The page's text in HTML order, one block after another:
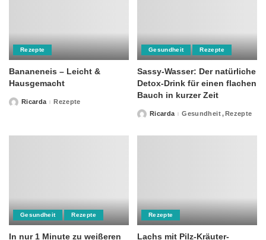
Rezepte
Bananeneis – Leicht &
Hausgemacht
PostedRicarda Rezepte
Gesundheit Rezepte
Sassy-Wasser: Der natürliche
Detox-Drink für einen flachen
Bauch in kurzer Zeit
PostedRicarda Gesundheit Rezepte
Gesundheit Rezepte
In nur 1 Minute zu weißeren
Rezepte
Lachs mit Pilz-Kräuter-